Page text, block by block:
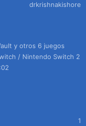
drkrishnakishore
y otros 6 juegos
/ Nintendo Switch 2
1